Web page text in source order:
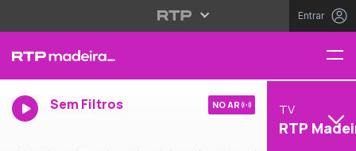
Entrar
Sem Filtros NO AR TV
RTP